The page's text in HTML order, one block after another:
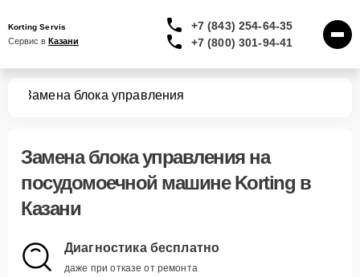
Korting Servis
Сервис в Казани
+7 (843) 254-64-35
+7 (800) 301-94-41
Замена блока управления
Замена блока управленияна
посудомоечной машине Korting в
Казани
Диагностика бесплатно
даже при отказе от ремонта